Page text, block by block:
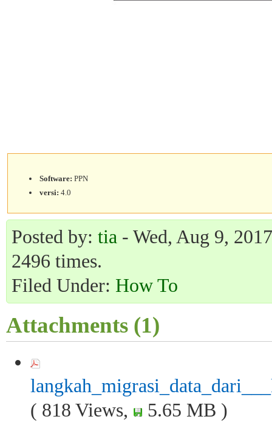
Software: PPN
versi: 4.0
Posted by: tia - Wed, Aug 9,
2496 times.
Filed Under: How To
Attachments (1)
( 818 Views,
5.65 MB )